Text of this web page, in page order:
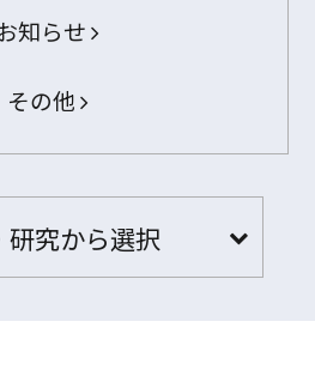
知らせ
その他
究から選択